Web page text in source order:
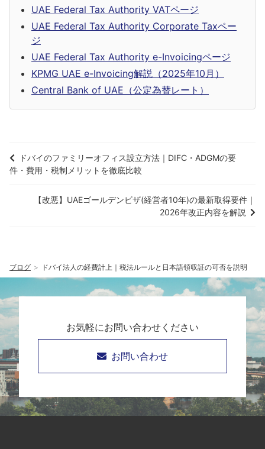
UAE Federal Tax Authority VATページ
UAE Federal Tax Authority Corporate Taxペー
ジ
UAE Federal Tax Authority e-Invoicingページ
KPMG UAE e-Invoicing解説（2025年10月）
Central Bank of UAE（公定為替レート）
ドバイのファミリーオフィス設立方法｜DIFC・ADGMの要
件・費用・税制メリットを徹底比較
【改悪】UAEゴールデンビザ(経営者10年)の最新取得要件｜
2026年改正内容を解説
ブログ ドバイ法人の経費計上｜税法ルールと日本語領収証の可否を説明
お気軽にお問い合わせください
お問い合わせ